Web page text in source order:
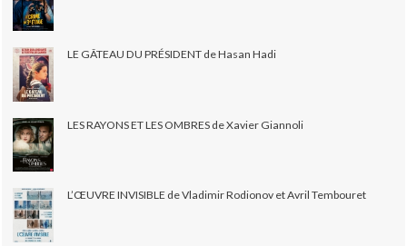
LE GÂTEAU DU PRÉSIDENT de Hasan Hadi
LES RAYONS ET LES OMBRES de Xavier Giannoli
L’ŒUVRE INVISIBLE de Vladimir Rodionov et Avril Tembouret